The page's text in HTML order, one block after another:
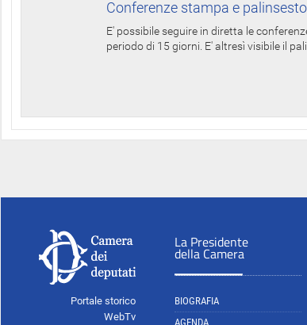
Conferenze stampa e
E' possibile seguire in diretta le
periodo di 15 giorni. E' altresì visibile il
Portale storico
WebTv
La Presidente
della Camera
BIOGRAFIA
AGENDA